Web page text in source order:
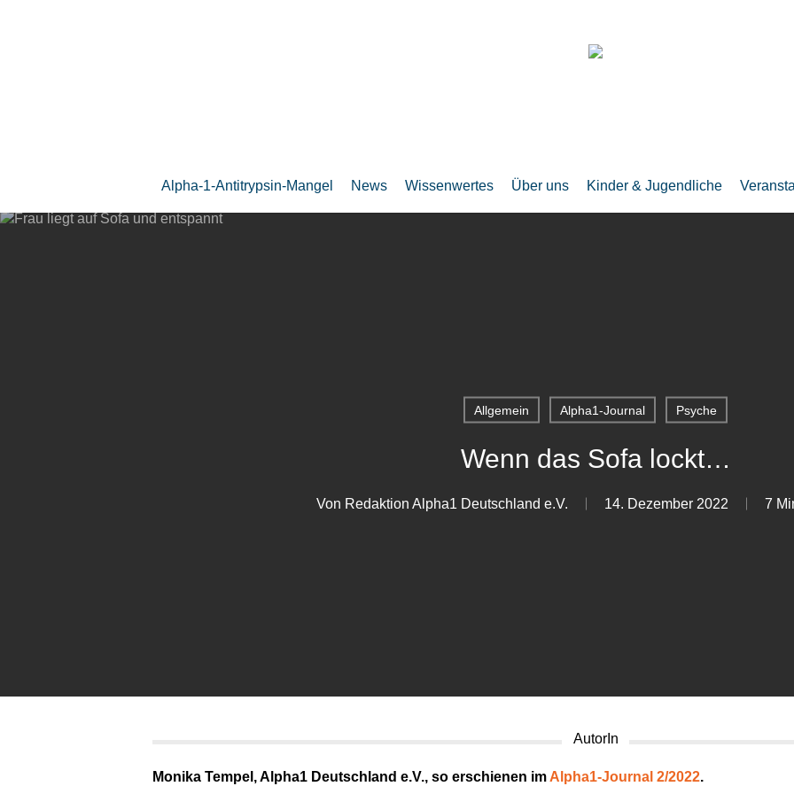
Alpha-1-Antitrypsin-Mangel News Wissenwertes Über uns Kinder & Jugendliche
Allgemein Alpha1-Journal Psyche
Wenn das Sofa lockt…
Von Redaktion Alpha1 Deutschland e.V. 14. Dezember 2022 7
AutorIn
Monika Tempel, Alpha1 Deutschland e.V., so erschienen im Alpha1-Journal 2/2022.